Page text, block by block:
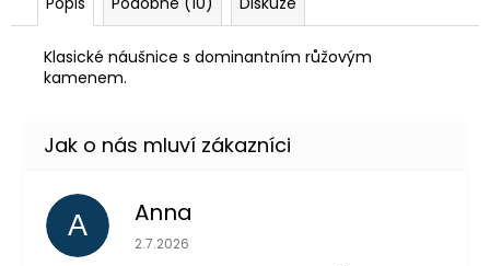
Klasické náušnice s dominantním růžovým
kamenem.
A Anna
Hodnocení obchodu je 5 z 5 hvězdiček.
2.7.2026